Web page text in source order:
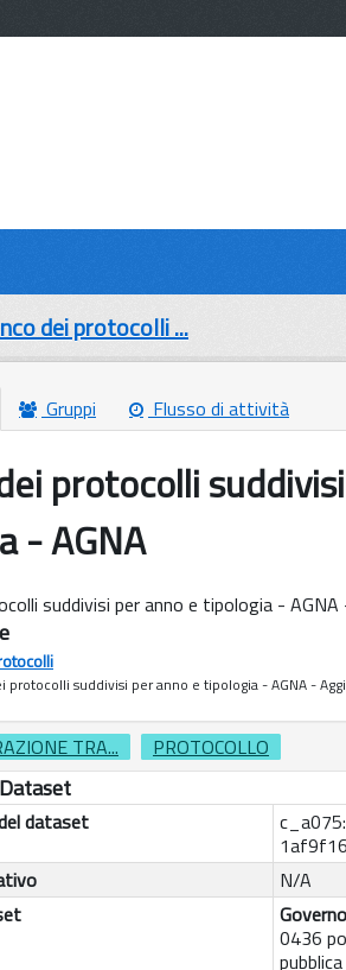
dei protocolli ...
Gruppi Flusso di attività
protocolli
- AGNA
suddivisi per anno e tipologia -
protocolli suddivisi per anno e tipologia - AGNA -
TRA... PROTOCOLLO
dataset
N/A
0436
pubblica